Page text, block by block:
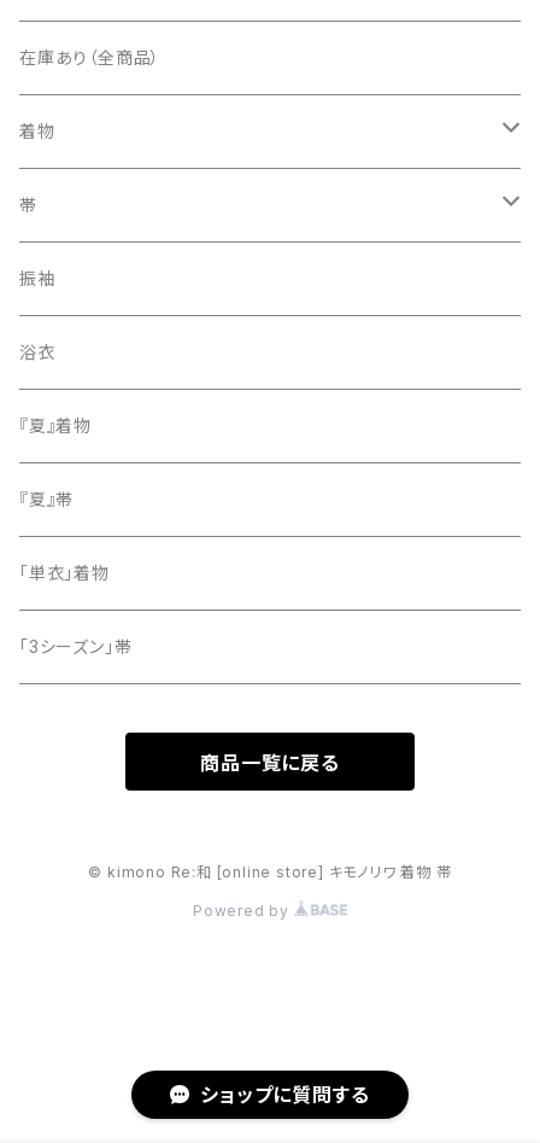
ショップに質問する
在庫あり（全商品）
着物
訪問着・付下げ
紬
色無地
小紋
留袖
帯
袋帯
名古屋帯
振袖
浴衣
『夏』着物
『夏』帯
「単衣」着物
「3シーズン」帯
商品一覧に戻る
© kimono Re:和 [online store] キモノリワ 着物 帯
Powered by